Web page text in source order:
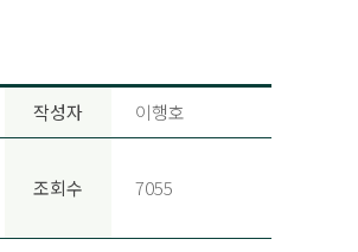
작성자 이행호
조회수 7055